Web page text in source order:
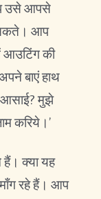
उसे आपसे
आप
की
बाएं हाथ
आसाई? मुझे
करिये।’
क्या यह
रहे हैं। आप